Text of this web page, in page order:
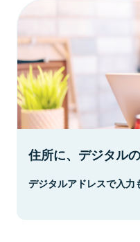
住所に、デジタル
デジタルアドレスで入力